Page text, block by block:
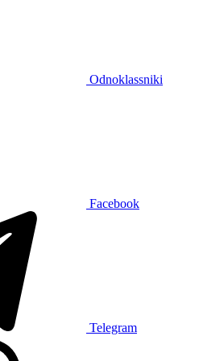
Odnoklassniki
Facebook
Telegram